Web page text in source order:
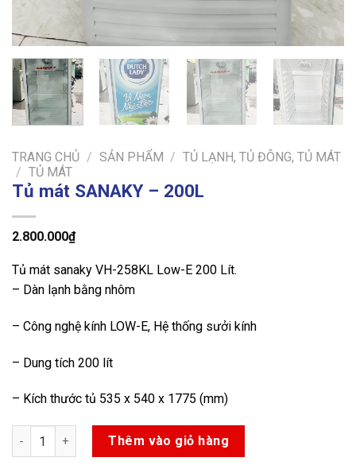
TRANG CHỦ / SẢN PHẨM / TỦ LẠNH, TỦ ĐÔNG, TỦ MÁT
/ TỦ MÁT
Tủ mát SANAKY – 200L
2.800.000₫
Tủ mát sanaky VH-258KL Low-E 200 Lít.
– Dàn lạnh bằng nhôm
– Công nghệ kính LOW-E, Hệ thống sưởi kính
– Dung tích 200 lít
– Kích thước tủ 535 x 540 x 1775 (mm)
Tủ mát SANAKY - 200L số lượng
Thêm vào giỏ hàng